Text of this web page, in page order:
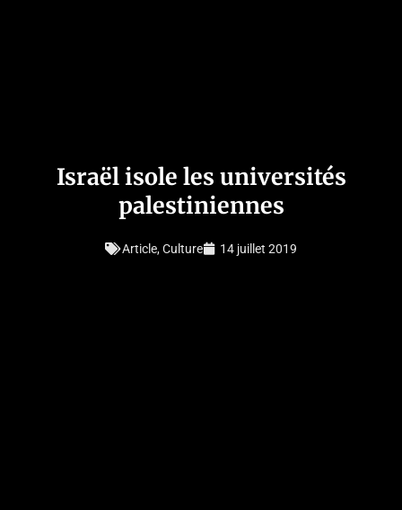
Israël isole les universités
palestiniennes
Article,Culture 14 juillet 2019